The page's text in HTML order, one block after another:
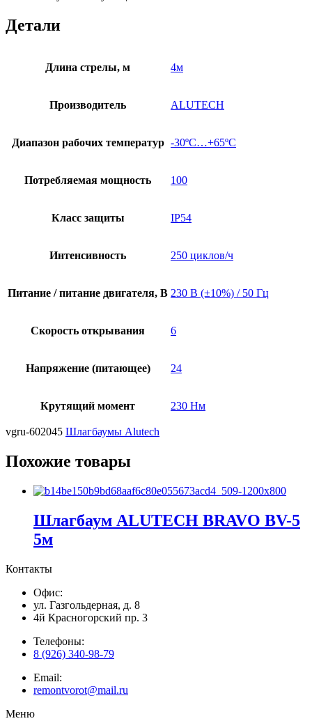
Детали
Длина стрелы, м 4м
Производитель ALUTECH
Диапазон рабочих температур -30ºС…+65ºС
Потребляемая мощность 100
Класс защиты IP54
Интенсивность 250 циклов/ч
Питание / питание двигателя, В 230 В (±10%) / 50 Гц
Скорость открывания 6
Напряжение (питающее) 24
Крутящий момент 230 Нм
vgru-602045 Шлагбаумы Alutech
Похожие товары
Шлагбаум ALUTECH BRAVO BV-5
5м
Контакты
Офис:
ул. Газгольдерная, д. 8
4й Красногорский пр. 3
Телефоны:
8 (926) 340-98-79
Email:
remontvorot@mail.ru
Меню